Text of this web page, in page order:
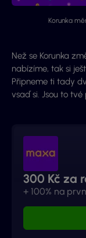
Korunka
Než se Korunka
nabízíme, tak si
Připneme ti tady
vsaď si. Jsou to tvé
300 Kč za
+ 100% na